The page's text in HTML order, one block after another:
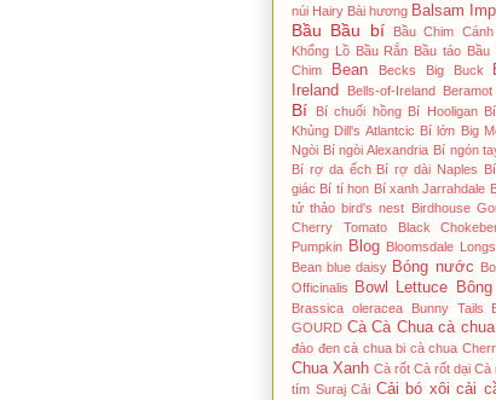
núi Hairy Bài hương Balsam
Bầu Bầu bí Bầu Chim
Khổng Lồ Bầu Rắn Bầu táo Bầu
Chim
Bean Becks Big Buck
Ireland
Bells-of-Ireland Beramot
Bí Bí chuối hồng Bí Hooligan
Khủng Dill's Atlantcic Bí lớn Big
Ngòi Bí ngòi Alexandria Bí ngón
Bí rợ da ếch Bí rợ dài Naples
giác Bí tí hon Bí xanh Jarrahdale
tử thảo bird's nest Birdhouse
Cherry Tomato
Black
Pumpkin Blog Bloomsdale
Bean blue daisy Bóng nước
Officinalis
Bowl Lettuce
Brassica oleracea
Bunny Tails
GOURD Cà Cà Chua cà
đào đen cà chua bi cà chua
Chua Xanh Cà rốt Cà rốt dại Cà
tím Suraj Cải Cải bó xôi cải